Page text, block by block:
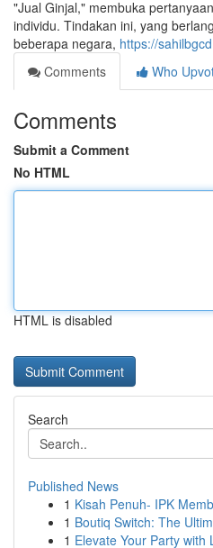
"Jual Ginjal," membuka
individu. Tindakan ini, yang
beberapa negara, https://
Comments
Who
Comments
Submit a Comment
No HTML
HTML is disabled
Search
Published News
1 Kisah Penuh- IPK
1 Boutiq Switch: The
1 Elevate Your Party